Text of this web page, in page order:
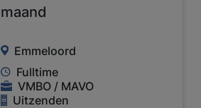
maand
Emmeloord
Fulltime
VMBO / MAVO
Uitzenden